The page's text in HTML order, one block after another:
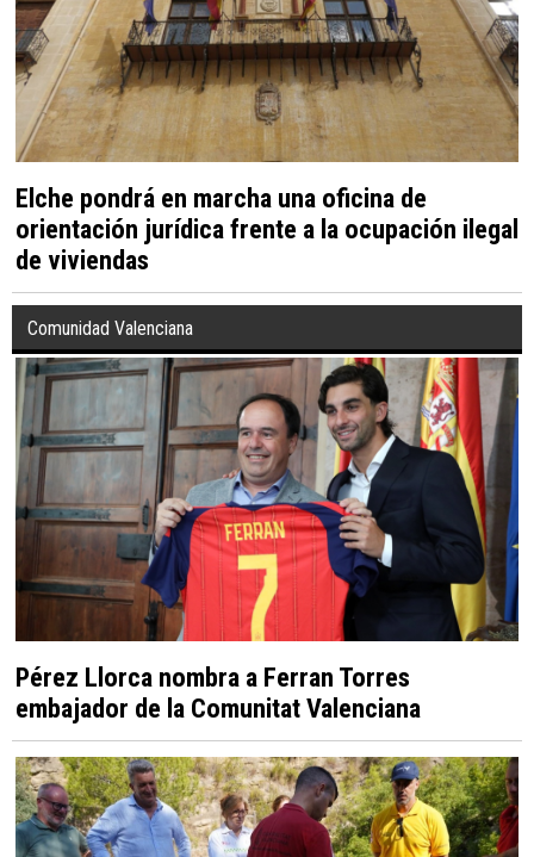
Elche pondrá en marcha una oficina de
orientación jurídica frente a la ocupación ilegal
de viviendas
Comunidad Valenciana
Pérez Llorca nombra a Ferran Torres
embajador de la Comunitat Valenciana